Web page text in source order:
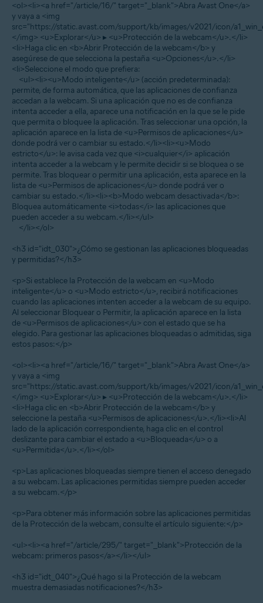
<ol><li><a href="/article/16/" target="_blank">Abra Avast One</a>
y vaya a <img
src="https://static.avast.com/support/kb/images/v2021/icon/
</img> <u>Explorar</u> ▸ <u>Protección de la webcam</u>.</li>
<li>Haga clic en <b>Abrir Protección de la webcam</b> y
asegúrese de que selecciona la pestaña <u>Opciones</u>.</li>
<li>Seleccione el modo que prefiera:
<ul><li><u>Modo inteligente</u> (acción predeterminada):
permite, de forma automática, que las aplicaciones de confianza
accedan a la webcam. Si una aplicación que no es de confianza
intenta acceder a ella, aparece una notificación en la que se le pide
que permita o bloquee la aplicación. Tras seleccionar una opción, la
aplicación aparece en la lista de <u>Permisos de aplicaciones</u>
donde podrá ver o cambiar su estado.</li><li><u>Modo
estricto</u>: le avisa cada vez que <i>cualquier</i> aplicación
intenta acceder a la webcam y le permite decidir si se bloquea o se
permite. Tras bloquear o permitir una aplicación, esta aparece en la
lista de <u>Permisos de aplicaciones</u> donde podrá ver o
cambiar su estado.</li><li><b>Modo webcam desactivada</b>:
Bloquea automáticamente <i>todas</i> las aplicaciones que
pueden acceder a su webcam.</li></ul>
</li></ol>
<h3 id="idt_030">¿Cómo se gestionan las aplicaciones bloqueadas
y permitidas?</h3>
<p>Si establece la Protección de la webcam en <u>Modo
inteligente</u> o <u>Modo estricto</u>, recibirá notificaciones
cuando las aplicaciones intenten acceder a la webcam de su equipo.
Al seleccionar Bloquear o Permitir, la aplicación aparece en la lista
de <u>Permisos de aplicaciones</u> con el estado que se ha
elegido. Para gestionar las aplicaciones bloqueadas o admitidas, siga
estos pasos:</p>
<ol><li><a href="/article/16/" target="_blank">Abra Avast One</a>
y vaya a <img
src="https://static.avast.com/support/kb/images/v2021/icon/
</img> <u>Explorar</u> ▸ <u>Protección de la webcam</u>.</li>
<li>Haga clic en <b>Abrir Protección de la webcam</b> y
seleccione la pestaña <u>Permisos de aplicaciones</u>.</li><li>Al
lado de la aplicación correspondiente, haga clic en el control
deslizante para cambiar el estado a <u>Bloqueada</u> o a
<u>Permitida</u>.</li></ol>
<p>Las aplicaciones bloqueadas siempre tienen el acceso denegado
a su webcam. Las aplicaciones permitidas siempre pueden acceder
a su webcam.</p>
<p>Para obtener más información sobre las aplicaciones permitidas
de la Protección de la webcam, consulte el artículo siguiente:</p>
<ul><li><a href="/article/295/" target="_blank">Protección de la
webcam: primeros pasos</a></li></ul>
<h3 id="idt_040">¿Qué hago si la Protección de la webcam
muestra demasiadas notificaciones?</h3>